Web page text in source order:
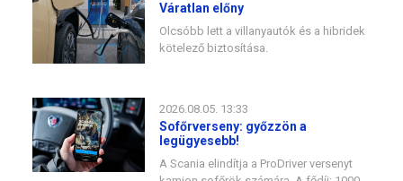
Váratlan előny
Olcsóbb lett a villanyautók és a hibridek
kötelező biztosítása.
2026.08.05. 13:33
Sofőrverseny: győzzön a
legügyesebb!
A Scania elindítja a ProDriver versenyt